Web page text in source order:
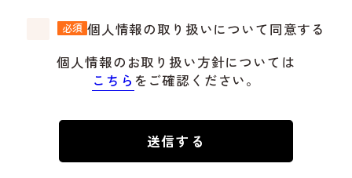
必須 個人情報の取り扱いについて同意する
個人情報のお取り扱い方針については
こちら をご確認ください。